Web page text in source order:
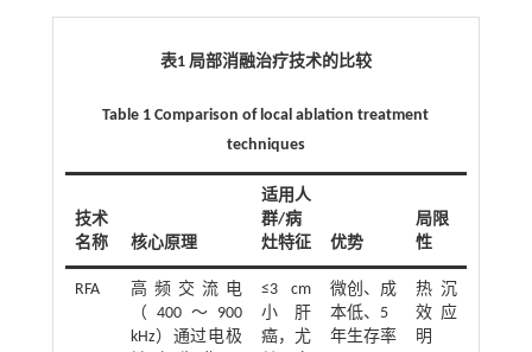
表1 局部消融治疗技术的比较
Table 1 Comparison of local ablation treatment
techniques
技术
名称
核心原理
适用人
群/病
灶特征
优势
局限
性
RFA
高频交流电
（400～900
kHz）通过电极
≤3 cm
小肝
癌，尤
微创、成
本低、5
年生存率
热沉
效应
明